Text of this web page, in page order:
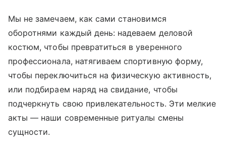
Мы не замечаем, как сами становимся
оборотнями каждый день: надеваем деловой
костюм, чтобы превратиться в уверенного
профессионала, натягиваем спортивную форму,
чтобы переключиться на физическую активность,
или подбираем наряд на свидание, чтобы
подчеркнуть свою привлекательность. Эти мелкие
акты — наши современные ритуалы смены
сущности.